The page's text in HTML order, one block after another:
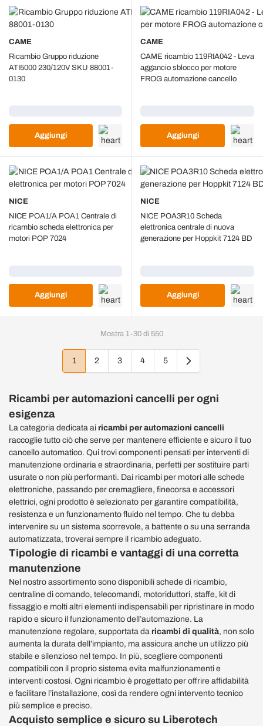
CAME
Ricambio Gruppo riduzione
ATI5000 230/120V SKU 88001-
0130
Aggiungi
CAME
CAME ricambio 119RIA042 - Leva
aggancio sblocco per motore
FROG automazione cancello
Aggiungi
NICE
NICE POA1/A POA1 Centrale di
ricambio scheda elettronica per
motori POP 7024
Aggiungi
NICE
NICE POA3R10 Scheda
elettronica centrale di nuova
generazione per Hoppkit 7124 BD
Aggiungi
Mostra 1 -30di 550
Attualmente stai leggendo la pagina
1
Pagina
2
Pagina
3
Pagina
4
Pagina
5
Ricambi per automazioni cancelli per ogni
esigenza
La categoria dedicata ai ricambi per automazioni cancelli
raccoglie tutto ciò che serve per mantenere efficiente e sicuro il tuo
cancello automatico. Qui trovi componenti pensati per interventi di
manutenzione ordinaria e straordinaria, perfetti per sostituire parti
usurate o non più performanti. Dai ricambi per motori alle schede
elettroniche, passando per cremagliere, finecorsa e accessori
elettrici, ogni prodotto è selezionato per garantire compatibilità,
resistenza e un funzionamento fluido nel tempo. Che tu debba
intervenire su un sistema scorrevole, a battente o su una serranda
automatizzata, troverai sempre il ricambio adeguato.
Tipologie di ricambi e vantaggi di una corretta
manutenzione
Nel nostro assortimento sono disponibili schede di ricambio,
centraline di comando, telecomandi, motoriduttori, staffe, kit di
fissaggio e molti altri elementi indispensabili per ripristinare in modo
rapido e sicuro il funzionamento dell’automazione. La
manutenzione regolare, supportata da ricambi di qualità, non solo
aumenta la durata dell’impianto, ma assicura anche un utilizzo più
stabile e silenzioso nel tempo. In più, scegliere componenti
compatibili con il proprio sistema evita malfunzionamenti e
interventi costosi. Ogni ricambio è progettato per offrire affidabilità
e facilitare l’installazione, così da rendere ogni intervento tecnico
più semplice e preciso.
Acquisto semplice e sicuro su Liberotech